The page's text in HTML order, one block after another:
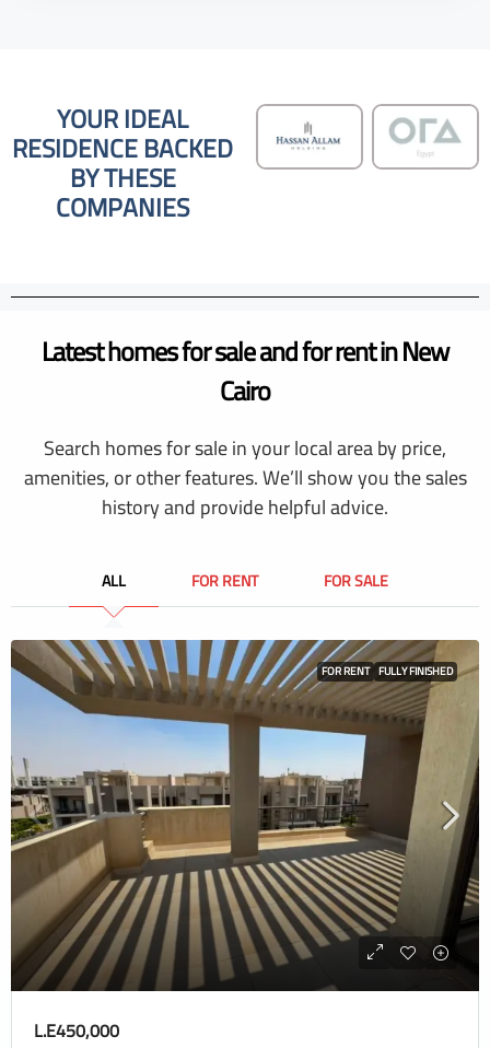
YOUR IDEAL
RESIDENCE BACKED
BY THESE
COMPANIES
Latest homes for sale and for rent in New
Cairo
Search homes for sale in your local area by price,
amenities, or other features. We’ll show you the sales
history and provide helpful advice.
ALL FOR RENT FOR SALE
FOR RENT FULLY FINISHED
L.E450,000